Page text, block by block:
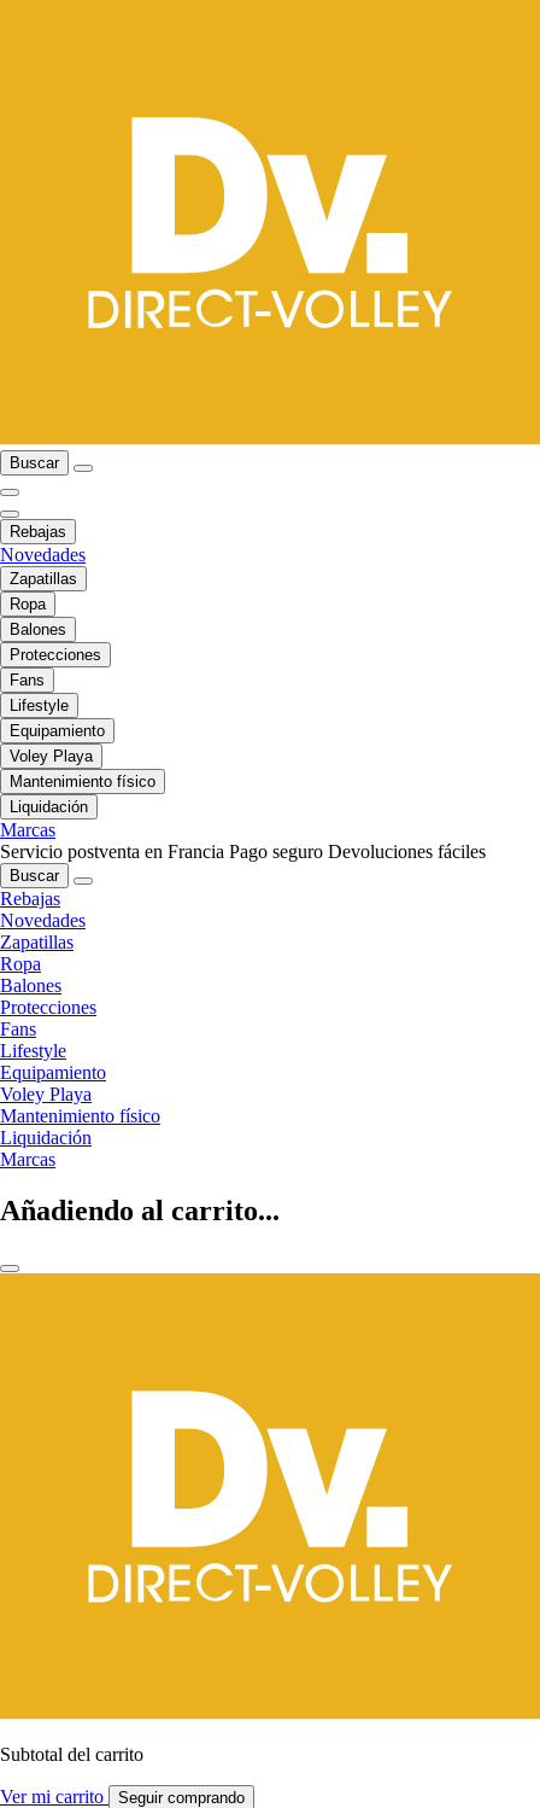
Buscar
Rebajas
Novedades
Zapatillas
Ropa
Balones
Protecciones
Fans
Lifestyle
Equipamiento
Voley Playa
Mantenimiento físico
Liquidación
Marcas
Servicio postventa en Francia Pago seguro Devoluciones fáciles
Buscar
Rebajas
Novedades
Zapatillas
Ropa
Balones
Protecciones
Fans
Lifestyle
Equipamiento
Voley Playa
Mantenimiento físico
Liquidación
Marcas
Añadiendo al carrito...
Subtotal del carrito
Ver mi carrito Seguir comprando